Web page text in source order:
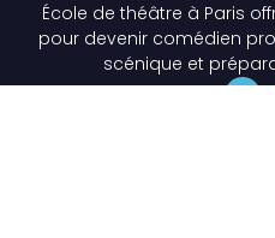
École de théâtre à Paris
pour devenir comédien
scénique et